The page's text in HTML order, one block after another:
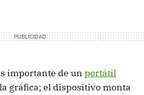
importante de un portátil
gráfica; el dispositivo monta